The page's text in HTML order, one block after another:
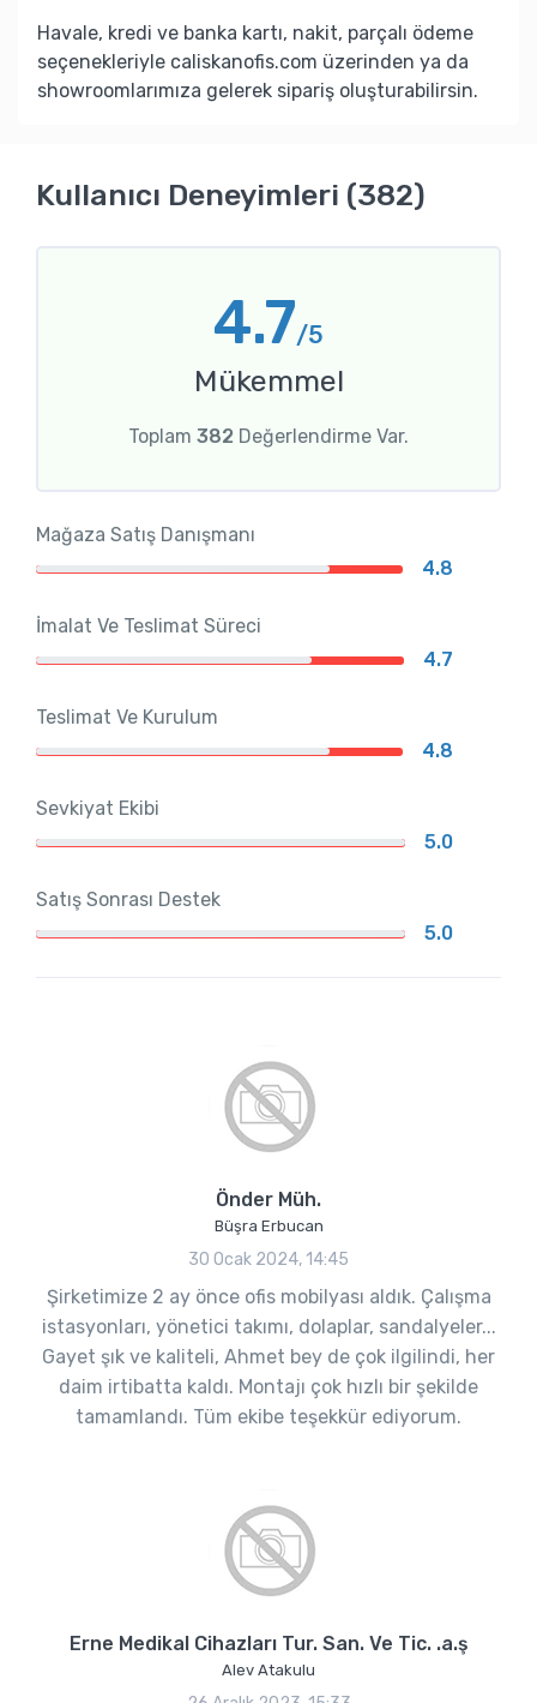
Havale, kredi ve banka kartı, nakit, parçalı ödeme
seçenekleriyle caliskanofis.com üzerinden ya da
showroomlarımıza gelerek sipariş oluşturabilirsin.
Kullanıcı Deneyimleri (382)
4.7/5
Mükemmel
Toplam 382 Değerlendirme Var.
Mağaza Satış Danışmanı
4.8
İmalat Ve Teslimat Süreci
4.7
Teslimat Ve Kurulum
4.8
Sevkiyat Ekibi
5.0
Satış Sonrası Destek
5.0
Önder Müh.
Büşra Erbucan
30 Ocak 2024, 14:45
Şirketimize 2 ay önce ofis mobilyası aldık. Çalışma
istasyonları, yönetici takımı, dolaplar, sandalyeler...
Gayet şık ve kaliteli, Ahmet bey de çok ilgilindi, her
daim irtibatta kaldı. Montajı çok hızlı bir şekilde
tamamlandı. Tüm ekibe teşekkür ediyorum.
Erne Medikal Cihazları Tur. San. Ve Tic. .a.ş
Alev Atakulu